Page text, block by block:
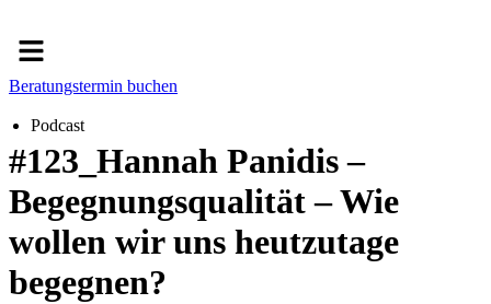
Menü
Beratungstermin buchen
Podcast
#123_Hannah Panidis –
Begegnungsqualität – Wie
wollen wir uns heutzutage
begegnen?